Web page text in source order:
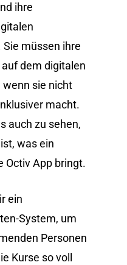
ihre
müssen ihre
dem digitalen
sie nicht
macht.
auch zu sehen,
was ein
Octiv App bringt.
ein
System, um
Personen
Kurse so voll